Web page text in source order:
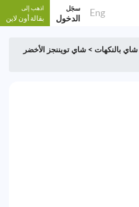
Eng سجَل
الدخول
اذهب إلى
بقالة أون لاين
شاي بالنكهات > شاي تويننجز الأخضر